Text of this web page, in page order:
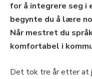
for å integrere seg i
begynte du å lære
Når mestret du
komfortabel i
Det tok tre år etter at